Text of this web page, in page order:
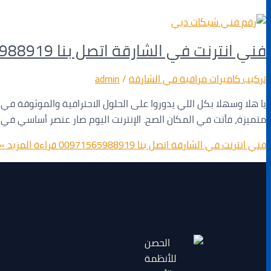
فني انترنت في الشارقة اتصل بنا 00971565988919
تركيب كاميرات مراقبة في الشارقة/
admin
يا هلا وسهلا بكل اللي يدوروا على الحلول الاحترافية
متميزة، فأنت في المكان الصح. الإنترنت اليوم صار عنصر أساسي
فني انترنت في الشارقة اتصل بنا 00971565988919
قراءة المزيد »